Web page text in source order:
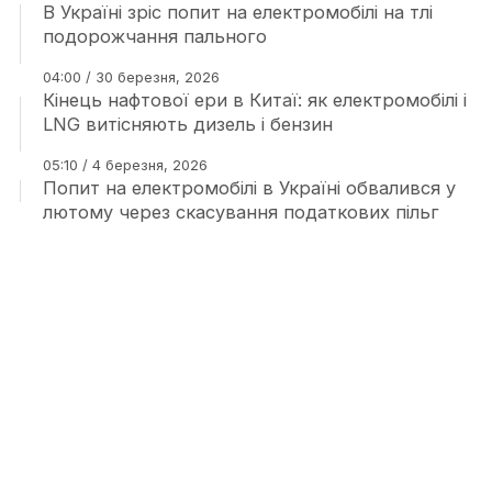
В Україні зріс попит на електромобілі на тлі
подорожчання пального
04:00 / 30 березня, 2026
Кінець нафтової ери в Китаї: як електромобілі і
LNG витісняють дизель і бензин
05:10 / 4 березня, 2026
Попит на електромобілі в Україні обвалився у
лютому через скасування податкових пільг